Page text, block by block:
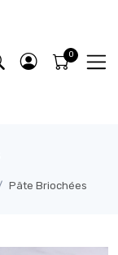
Pâte Briochées